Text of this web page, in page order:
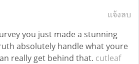
แจ้งลบ
you just made a stunning
absolutely handle what youre
really get behind that. cutleaf